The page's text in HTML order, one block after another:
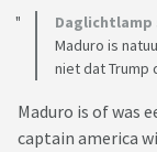
Daglichtlamp
Maduro is
niet dat Trump
Maduro is of was
captain america